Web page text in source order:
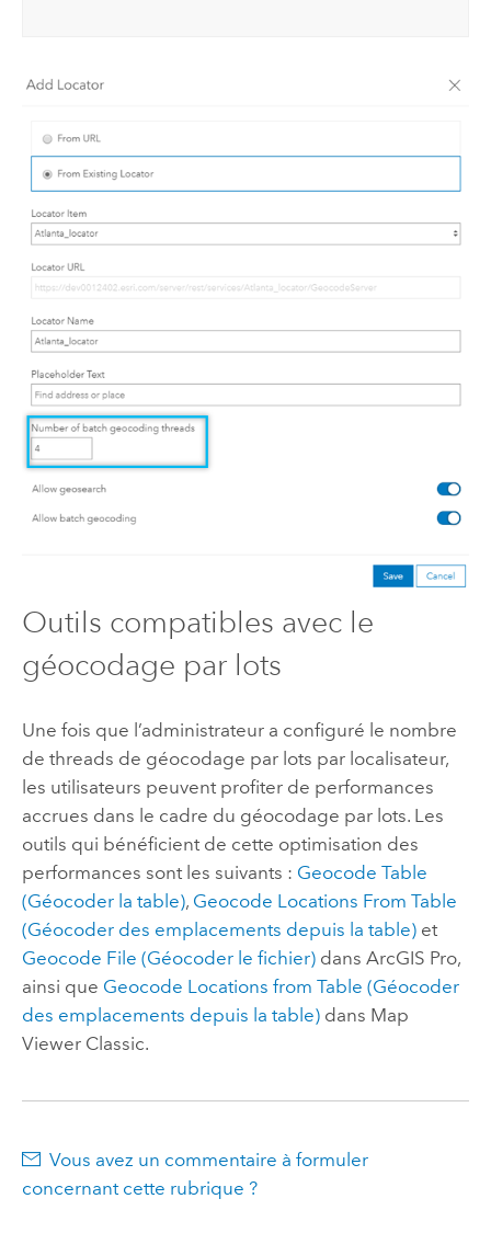
Outils compatibles avec le
géocodage par lots
Une fois que l’administrateur a configuré le nombre
de threads de géocodage par lots par localisateur,
les utilisateurs peuvent profiter de performances
accrues dans le cadre du géocodage par lots. Les
outils qui bénéficient de cette optimisation des
performances sont les suivants : Geocode Table
(Géocoder la table), Geocode Locations From Table
(Géocoder des emplacements depuis la table)et
Geocode File (Géocoder le fichier)dans ArcGIS Pro,
ainsi que Geocode Locations from Table (Géocoder
des emplacements depuis la table)dans Map
Viewer Classic.
Vous avez un commentaire à formuler
concernant cette rubrique ?